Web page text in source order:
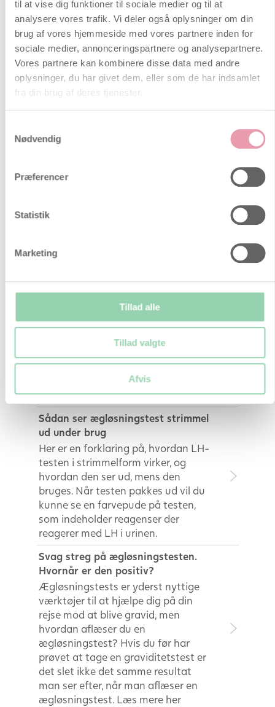
til at vise dig funktioner til sociale medier og til at
analysere vores trafik. Vi deler også oplysninger om din
brug af vores hjemmeside med vores partnere inden for
sociale medier, annonceringspartnere og analysepartnere.
Vores partnere kan kombinere disse data med andre
oplysninger, du har givet dem, eller som de har indsamlet
fra din brug af deres tjenester.
Nødvendig
Præferencer
Statistik
Marketing
Tillad alle
Tillad valgte
Afvis
hun fødte sine tvillingedrenge alt, alt
for tidligt. Siden har sorgen og
angsten for endnu en mislykket
graviditet fulgt hende som en
ufrivillig følgesvend. I dag ønsker hun
større åbenhed og mindre
berøringsangst om det at miste.
I denne artikel vil vi introducere dig
du nemt kan tage derhjemme. Den
ægløsningstest. Testen måler PdG i
har haft ægløsning, og dermed om
du har en chance for at blive gravid i
denne cyklus. Kliniske studier viser,
at høje PdG-niveauer er forbundet
med en 75% højere graviditetsrate.
PdG er kort sagt limen, der får
embryoet til at sætte sig fast. Læs
videre for at finde ud af, hvordan den
kan hjælpe dig på din fertilitetsrejse!
Sådan ser ægløsningstest strimmel
ud under brug
Her er en forklaring på, hvordan LH-
testen i strimmelform virker, og
hvordan den ser ud, mens den
bruges. Når testen pakkes ud vil du
kunne se en farvepude på testen,
som indeholder reagenser der
reagerer med LH i urinen.
Svag streg på ægløsningstesten.
Hvornår er den positiv?
Ægløsningstests er yderst nyttige
værktøjer til at hjælpe dig på din
rejse mod at blive gravid, men
hvordan aflæser du en
ægløsningstest? Hvis du før har
prøvet at tage en graviditetstest er
det slet ikke det samme resultat
man ser efter, når man aflæser en
ægløsningstest. Læs mere her